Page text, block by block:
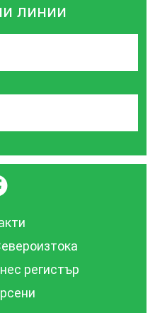
линии
регистър